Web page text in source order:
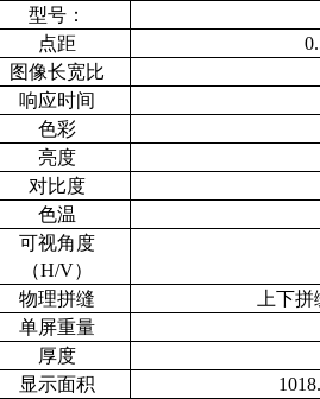
型号：
点距
图像长宽比
响应时间
色彩
亮度
对比度
色温
可视角度
（H/V）
物理拼缝
上下
单屏重量
厚度
显示面积